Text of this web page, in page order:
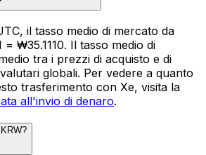
il tasso medio di mercato da
= ₩35.1110. Il tasso medio di
tra i prezzi di acquisto e di
globali. Per vedere a quanto
trasferimento con Xe, visita la
all'invio di denaro.